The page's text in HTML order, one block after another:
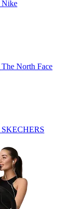
Nike
The North Face
SKECHERS